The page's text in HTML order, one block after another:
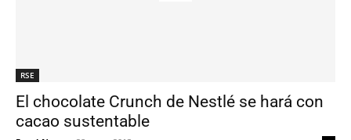
RSE
El chocolate Crunch de Nestlé se hará con
cacao sustentable